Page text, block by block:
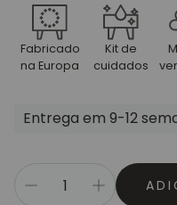
Fabricado
na Europa
Kit de
cuidados
Entrega em 9-12